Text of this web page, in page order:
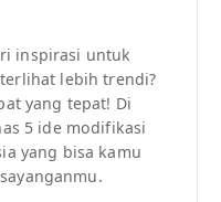
inspirasi untuk
lebih trendi?
yang tepat! Di
5 ide modifikasi
yang bisa kamu